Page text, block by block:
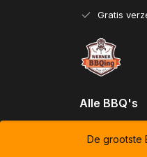
Gratis
Alle BBQ's
De grootste